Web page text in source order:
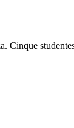
Cinque